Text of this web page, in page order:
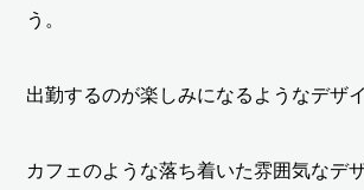
う。
出勤するのが楽しみになるようなデザイ
カフェのような落ち着いた雰囲気なデザ